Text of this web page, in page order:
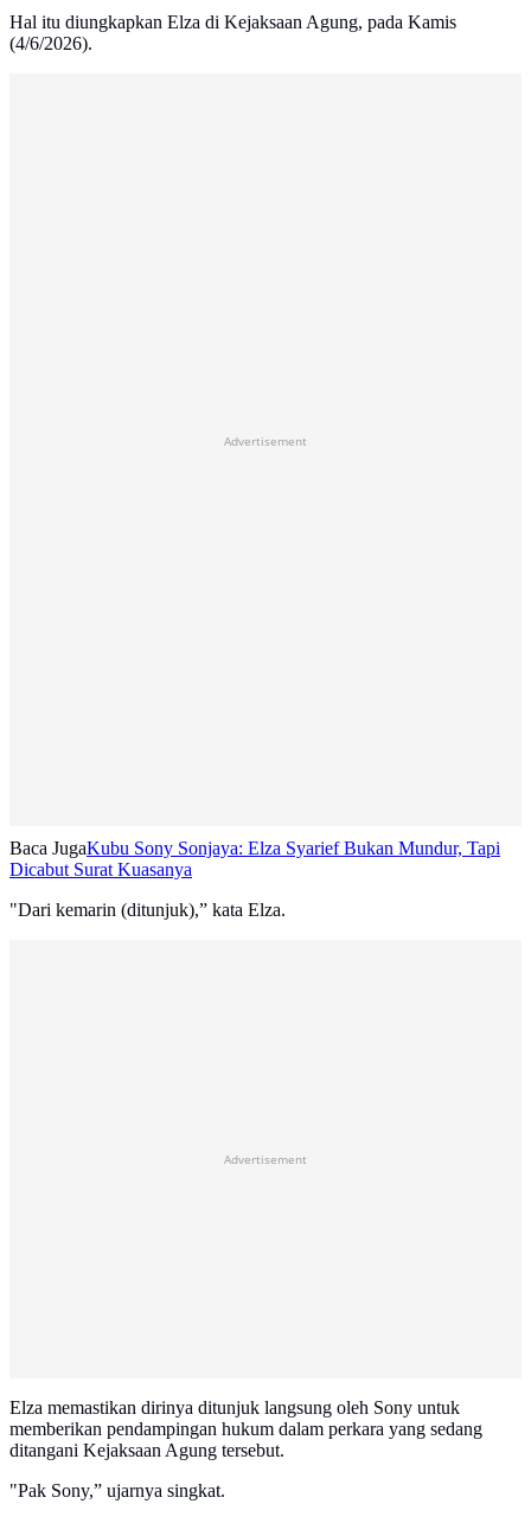
Hal itu diungkapkan Elza di Kejaksaan Agung, pada Kamis
(4/6/2026).
Advertisement
Baca JugaKubu Sony Sonjaya: Elza Syarief Bukan Mundur, Tapi
Dicabut Surat Kuasanya
"Dari kemarin (ditunjuk),” kata Elza.
Advertisement
Elza memastikan dirinya ditunjuk langsung oleh Sony untuk
memberikan pendampingan hukum dalam perkara yang sedang
ditangani Kejaksaan Agung tersebut.
"Pak Sony,” ujarnya singkat.